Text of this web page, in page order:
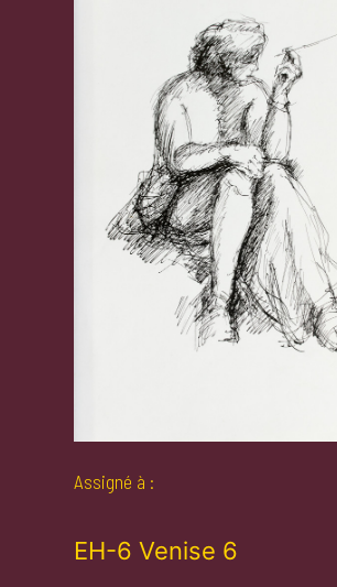
Assigné à :
EH-6 Venise 6